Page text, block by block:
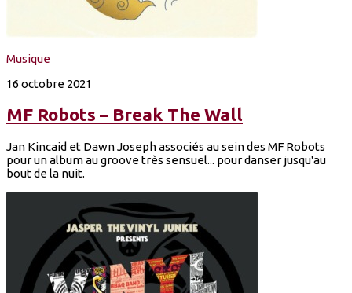
Musique
16 octobre 2021
MF Robots – Break The Wall
Jan Kincaid et Dawn Joseph associés au sein des MF Robots
pour un album au groove très sensuel... pour danser jusqu'au
bout de la nuit.